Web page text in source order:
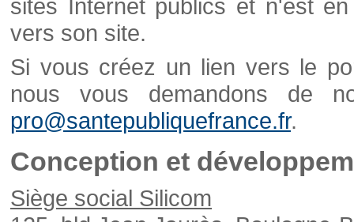
sites Internet publics et n'est
vers son site.
Si vous créez un lien vers le
nous vous demandons de
pro@santepubliquefrance.fr.
Conception et
Siège social Silicom